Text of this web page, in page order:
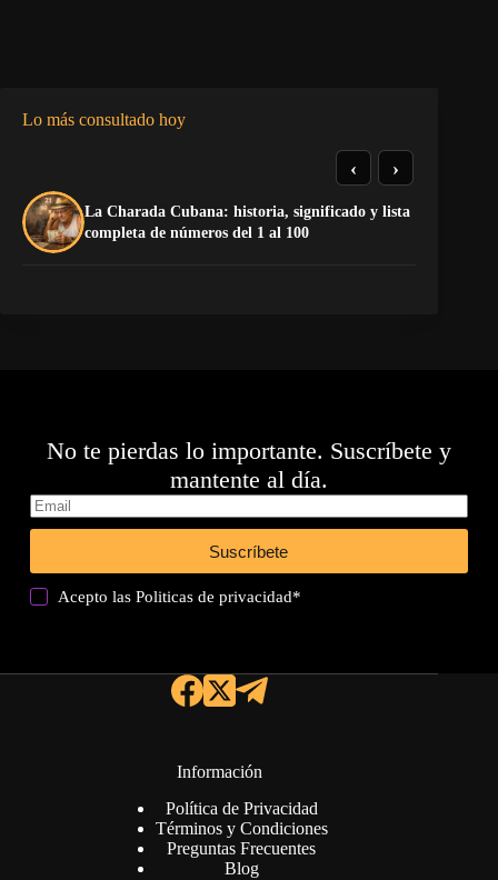
Lo más consultado hoy
La Charada Cubana: historia, significado y lista
completa de números del 1 al 100
‹ ›
No te pierdas lo importante. Suscríbete y
mantente al día.
Suscríbete
Acepto lasPoliticas de privacidad*
Información
Política de Privacidad
Términos y Condiciones
Preguntas Frecuentes
Blog